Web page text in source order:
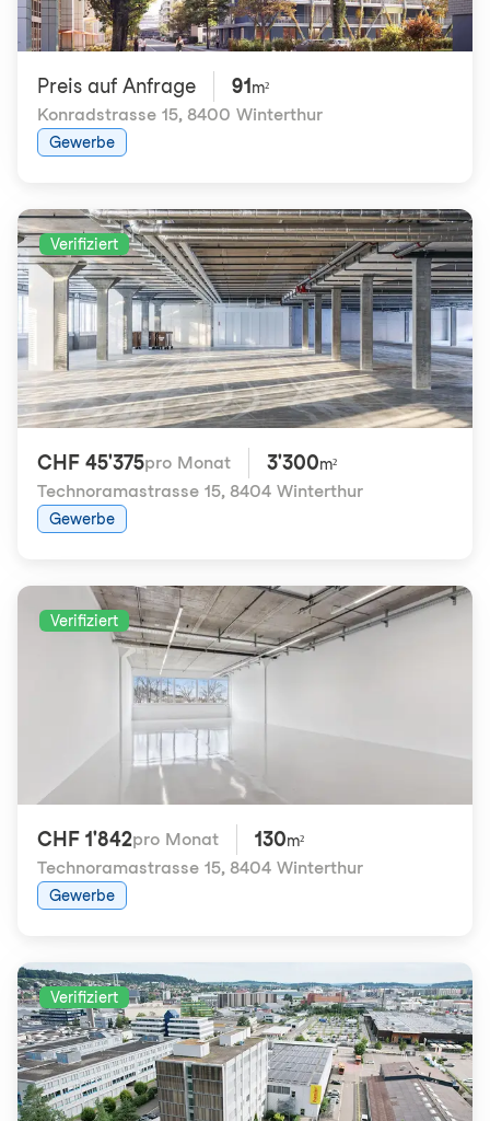
Preis auf Anfrage 91 m²
Konradstrasse 15, 8400 Winterthur
Gewerbe
Verifiziert
CHF 45'375pro Monat 3'300m²
Technoramastrasse 15, 8404 Winterthur
Gewerbe
Verifiziert
CHF 1'842pro Monat 130m²
Technoramastrasse 15, 8404 Winterthur
Gewerbe
Verifiziert